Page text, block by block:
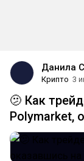
Данила
Крипто 3
🫤 Как
Polymarket,